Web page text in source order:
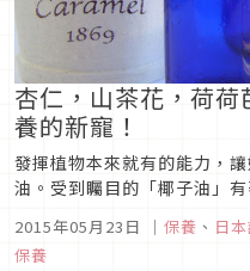
杏仁，山茶花，荷
養的新寵！
發揮植物本來就有的能力，
油。受到矚目的「椰子油」
聽名字，不知道怎麼用，或
呢。這次我們就來看看比較
2015年05月23日 ｜ 保養 、 日
保養